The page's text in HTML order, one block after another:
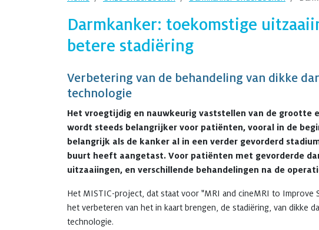
Darmkanker: toekomstige
betere stadiëring
Verbetering van de behandeling van dikke
technologie
Het vroegtijdig en nauwkeurig vaststellen van de grootte
wordt steeds belangrijker voor patiënten, vooral in de
belangrijk als de kanker al in een verder gevorderd
buurt heeft aangetast. Voor patiënten met gevorderde
uitzaaiingen, en verschillende behandelingen na de
Het MISTIC-project, dat staat voor "MRI and cineMRI to Improve
het verbeteren van het in kaart brengen, de stadiëring, van dikke
technologie.